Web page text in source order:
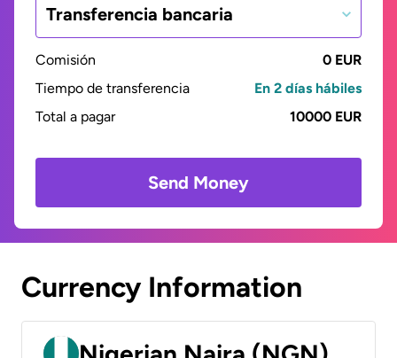
Transferencia bancaria
Comisión
0 EUR
Tiempo de transferencia
En 2 días hábiles
Total a pagar
10000 EUR
Send Money
Currency Information